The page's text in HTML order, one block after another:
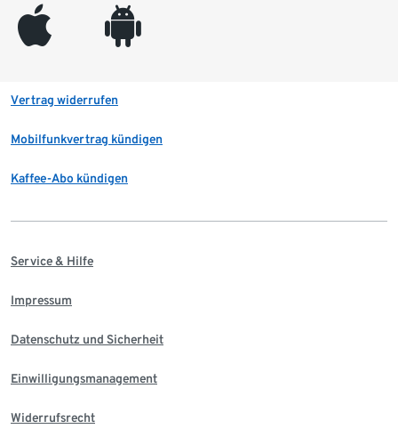
appleinc android
Vertrag widerrufen
Mobilfunkvertrag kündigen
Kaffee-Abo kündigen
Service & Hilfe
Impressum
Datenschutz und Sicherheit
Einwilligungsmanagement
Widerrufsrecht